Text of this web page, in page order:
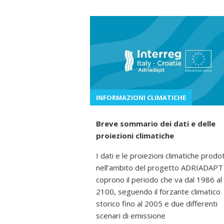
INFORMAZIONI CLIMATICHE
Breve sommario dei dati e delle
proiezioni climatiche
I dati e le proiezioni climatiche
nell’ambito del progetto ADRIADAPT
coprono il periodo che va dal 1986 al
2100, seguendo il forzante climatico
storico fino al 2005 e due differenti
scenari di emissione